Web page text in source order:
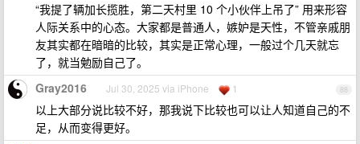
“我提了辆加长揽胜，第二天村里 10 个小伙伴上吊了” 用来形容
人际关系中的心态。大家都是普通人，嫉妒是天性，不管亲戚朋
友其实都在暗暗的比较，其实是正常心理，一般过个几天就忘
了，就当勉励自己了。
88
Gray2016 Jul 30, 2025 via iPhone 1
以上大部分说比较不好，那我说下比较也可以让人知道自己的不
足，从而变得更好。